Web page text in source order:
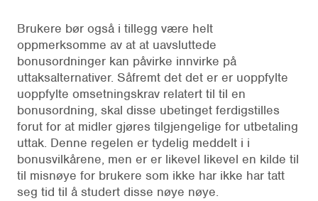
Brukere bør også i tillegg være helt
oppmerksomme av at at uavsluttede
bonusordninger kan påvirke innvirke på
uttaksalternativer. Såfremt det det er er uoppfylte
uoppfylte omsetningskrav relatert til til en
bonusordning, skal disse ubetinget ferdigstilles
forut for at midler gjøres tilgjengelige for utbetaling
uttak. Denne regelen er tydelig meddelt i i
bonusvilkårene, men er er likevel likevel en kilde til
til misnøye for brukere som ikke har ikke har tatt
seg tid til å studert disse nøye nøye.